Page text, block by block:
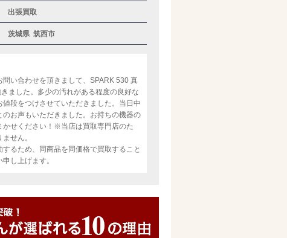
出張買取
茨城県 筑西市
い合わせを頂きまして、SPARK 530 真
ました。多少の汚れがある程度の良好な
段をつけさせていただきました。当日中
お声もいただきました。お持ちの機器の
かせください！※当店は買取専門店のた
せん。
るため、同商品を同価格で買取すること
し上げます。